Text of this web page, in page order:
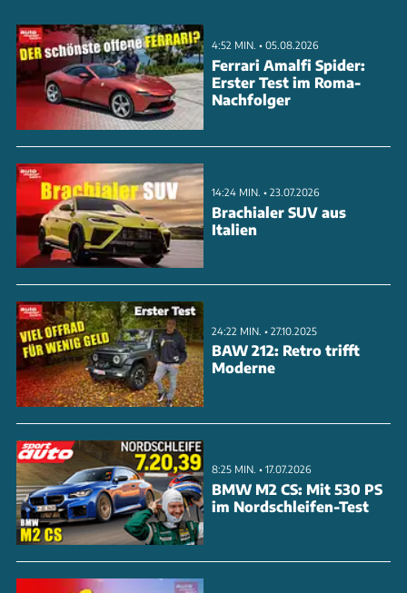
Schaltvorgänge für ein natürlicheres Fahrgefühl. Im
Test ermitteln wir einen Durchschnittsverbrauch von
6,1 l/100 km - deutlich über der WLTP-Angabe von
4,8 Litern. Sparsame Fahrer erreichen 4,6 l/100 km,
sportliche Fahrweise kostet bis zu 9,0 Liter. Bei den
monatlichen Unterhaltskosten schlägt sich der
34.200 Euro teure Japaner mit 317 Euro (15.000
km/Jahr) respektive 534 Euro (30.000 km/Jahr)
durchaus ordentlich.
4:52 MIN. • 05.08.2026
Ferrari Amalfi Spider:
Erster Test im Roma-
Nachfolger
14:24 MIN. • 23.07.2026
Brachialer SUV aus
Italien
24:22 MIN. • 27.10.2025
BAW 212: Retro trifft
Moderne
8:25 MIN. • 17.07.2026
BMW M2 CS: Mit 530 PS
im Nordschleifen-Test